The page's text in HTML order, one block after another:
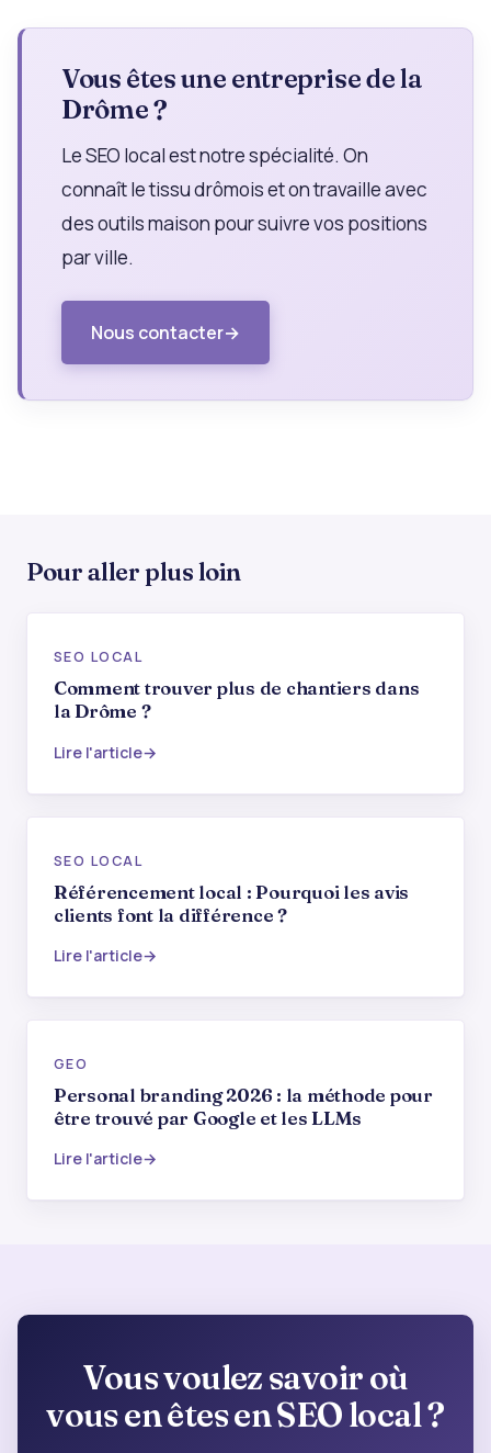
Vous êtes une entreprise de la
Drôme ?
Le SEO local est notre spécialité. On
connaît le tissu drômois et on travaille avec
des outils maison pour suivre vos positions
par ville.
Nous contacter
Pour aller plus loin
SEO LOCAL
Comment trouver plus de chantiers dans
la Drôme ?
Lire l'article
SEO LOCAL
Référencement local : Pourquoi les avis
clients font la différence ?
Lire l'article
GEO
Personal branding 2026 : la méthode pour
être trouvé par Google et les LLMs
Lire l'article
Vous voulez savoir où
vous en êtes en SEO local ?